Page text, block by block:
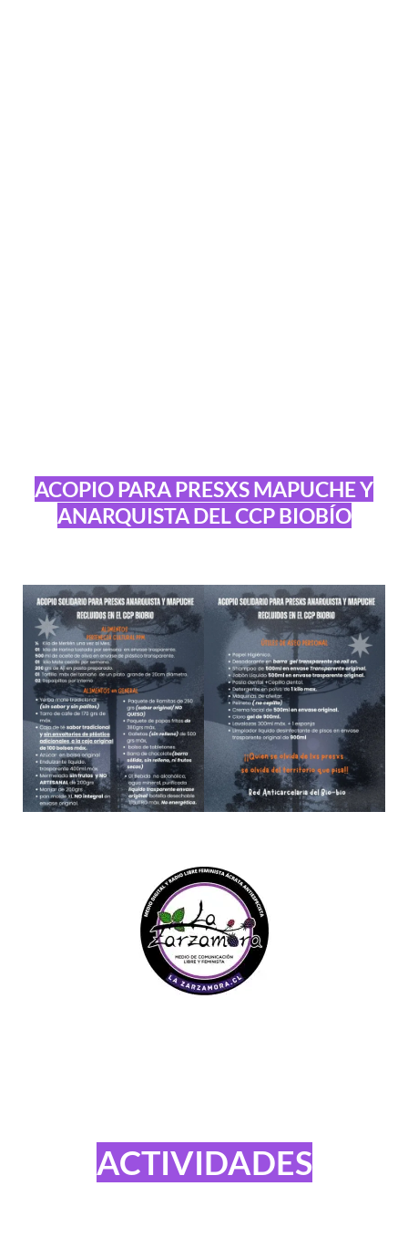
ACOPIO PARA PRESXS MAPUCHE Y
ANARQUISTA DEL CCP BIOBÍO
ACTIVIDADES